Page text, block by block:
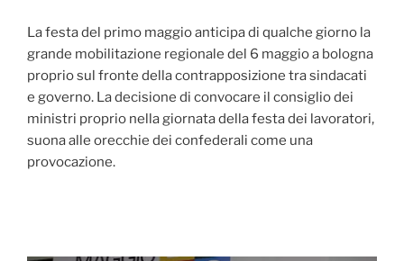
La festa del primo maggio anticipa di qualche giorno la
grande mobilitazione regionale del 6 maggio a bologna
proprio sul fronte della contrapposizione tra sindacati
e governo. La decisione di convocare il consiglio dei
ministri proprio nella giornata della festa dei lavoratori,
suona alle orecchie dei confederali come una
provocazione.